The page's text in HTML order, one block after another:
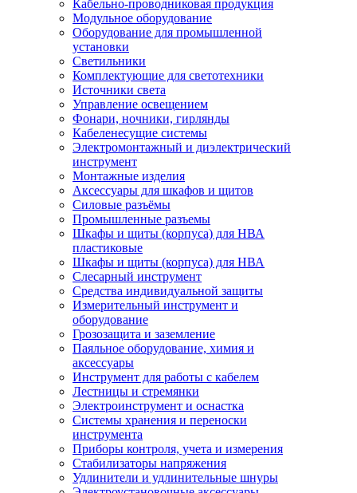
Кабельно-проводниковая продукция
Модульное оборудование
Оборудование для промышленной
установки
Светильники
Комплектующие для светотехники
Источники света
Управление освещением
Фонари, ночники, гирлянды
Кабеленесущие системы
Электромонтажный и диэлектрический
инструмент
Монтажные изделия
Аксессуары для шкафов и щитов
Силовые разъёмы
Промышленные разъемы
Шкафы и щиты (корпуса) для НВА
пластиковые
Шкафы и щиты (корпуса) для НВА
Слесарный инструмент
Средства индивидуальной защиты
Измерительный инструмент и
оборудование
Грозозащита и заземление
Паяльное оборудование, химия и
аксессуары
Инструмент для работы с кабелем
Лестницы и стремянки
Электроинструмент и оснастка
Системы хранения и переноски
инструмента
Приборы контроля, учета и измерения
Стабилизаторы напряжения
Удлинители и удлинительные шнуры